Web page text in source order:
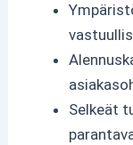
Selkeät